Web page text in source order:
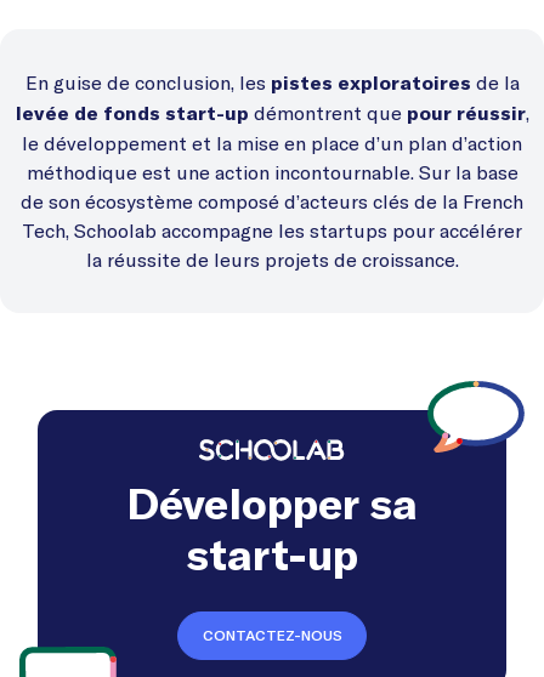
En guise de conclusion, les pistes exploratoires de la
levée de fonds start-up démontrent que pour réussir,
le développement et la mise en place d’un plan d’action
méthodique est une action incontournable. Sur la base
de son écosystème composé d’acteurs clés de la French
Tech, Schoolab accompagne les startups pour accélérer
la réussite de leurs projets de croissance.
Développer sa
start-up
CONTACTEZ-NOUS